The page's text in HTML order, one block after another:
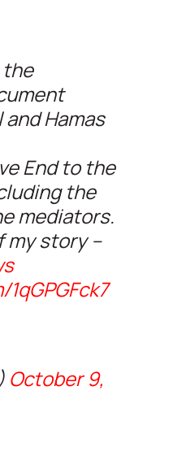
the
Hamas
End to the
the
mediators.
my story –
October 9,